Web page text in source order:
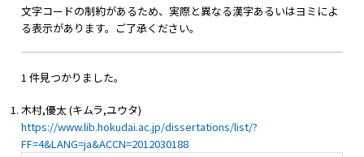
文字コードの制約があるため、実際と異なる漢字あるいはヨミによ
る表示があります。ご了承ください。
1 件見つかりました。
木村,優太 (キムラ,ユウタ)
https://www.lib.hokudai.ac.jp/dissertations/list/?
FF=4&LANG=ja&ACCN=2012030188